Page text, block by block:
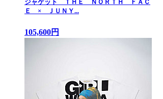
ジャケット ＴＨＥ ＮＯＲＴＨ ＦＡＣ
Ｅ × ＪＵＮＹ...
105,600円